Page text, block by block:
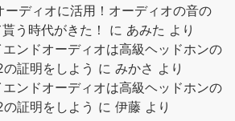
ーディオに活用！オーディオの音の
う時代がきた！
に あみた より
エンドオーディオは高級ヘッドホンの
証明をしよう に みかさ より
エンドオーディオは高級ヘッドホンの
証明をしよう に 伊藤 より